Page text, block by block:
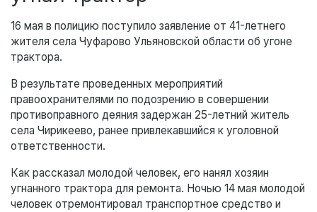
16 мая в полицию поступило заявление от 41-летнего
жителя села Чуфарово Ульяновской области об угоне
трактора.
В результате проведенных мероприятий
правоохранителями по подозрению в совершении
противоправного деяния задержан 25-летний житель
села Чирикеево, ранее привлекавшийся к уголовной
ответственности.
Как рассказал молодой человек, его нанял хозяин
угнанного трактора для ремонта. Ночью 14 мая молодой
человек отремонтировал транспортное средство и